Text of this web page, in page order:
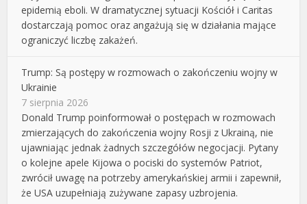
epidemią eboli. W dramatycznej sytuacji Kościół i Caritas
dostarczają pomoc oraz angażują się w działania mające
ograniczyć liczbę zakażeń.
Trump: Są postępy w rozmowach o zakończeniu wojny w
Ukrainie
7 sierpnia 2026
Donald Trump poinformował o postępach w rozmowach
zmierzających do zakończenia wojny Rosji z Ukrainą, nie
ujawniając jednak żadnych szczegółów negocjacji. Pytany
o kolejne apele Kijowa o pociski do systemów Patriot,
zwrócił uwagę na potrzeby amerykańskiej armii i zapewnił,
że USA uzupełniają zużywane zapasy uzbrojenia.